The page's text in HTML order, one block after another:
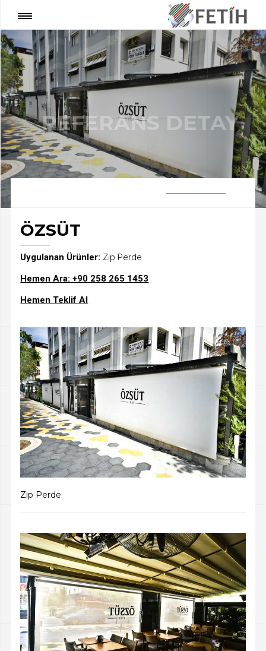
REFERANS DETAY Gölgeleri Bizimle Fethedin®
İNOVATİF DIŞ MEKAN ÇÖZÜMLERİ
REFERANS DETAY
ÖZSÜT
Uygulanan Ürünler: Zip Perde
Hemen Ara: +90 258 265 1453
Hemen Teklif Al
Zip Perde